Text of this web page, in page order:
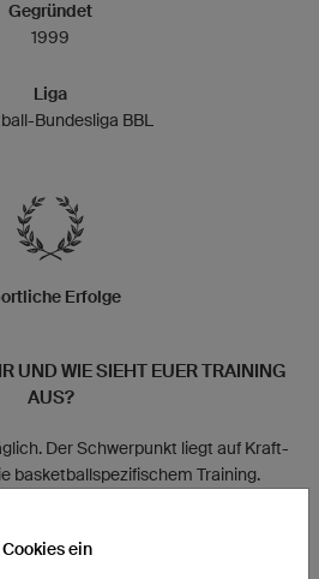
Gegründet
1999
Liga
Bundesliga BBL
Erfolge
UND WIE SIEHT EUER TRAINING
AUS?
Der Schwerpunkt liegt auf Kraft-
basketballspezifischem Training.
ein